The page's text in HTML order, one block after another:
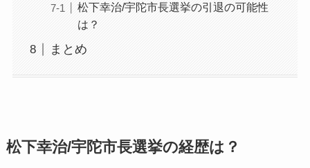
松下幸治/宇陀市長選挙の引退の可能性
は？
まとめ
松下幸治/宇陀市長選挙の経歴は？